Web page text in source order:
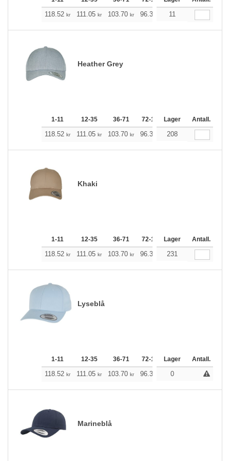
118.52 kr 111.05 kr 103.70 kr 96.34 88.87
11
Heather Grey
1-11 12-35 36-71 72-143 144-287 288 +
Lager Antall.
118.52 kr 111.05 kr 103.70 kr 96.34 88.87
208
Khaki
1-11 12-35 36-71 72-143 144-287 288 +
Lager Antall.
118.52 kr 111.05 kr 103.70 kr 96.34 88.87
231
Lyseblå
1-11 12-35 36-71 72-143 144-287 288 +
Lager Antall.
118.52 kr 111.05 kr 103.70 kr 96.34 88.87 85.19
0
Marineblå